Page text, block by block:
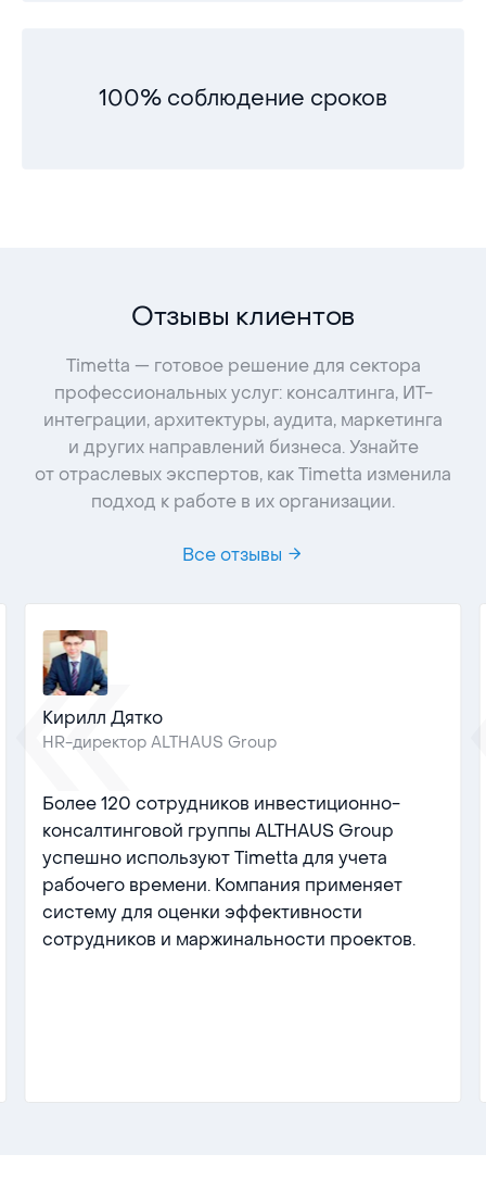
100% соблюдение сроков
Отзывы клиентов
Timetta — готовое решение для сектора
профессиональных услуг: консалтинга, ИТ-
интеграции, архитектуры, аудита, маркетинга
и других направлений бизнеса. Узнайте
от отраслевых экспертов, как Timetta изменила
подход к работе в их организации.
Все отзывы
Кирилл Дятко
HR-директор ALTHAUS Group
Более 120 сотрудников инвестиционно-
консалтинговой группы ALTHAUS Group
успешно используют Timetta для учета
рабочего времени. Компания применяет
систему для оценки эффективности
сотрудников и маржинальности проектов.